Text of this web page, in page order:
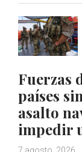
Fuerzas
países
asalto
impedir